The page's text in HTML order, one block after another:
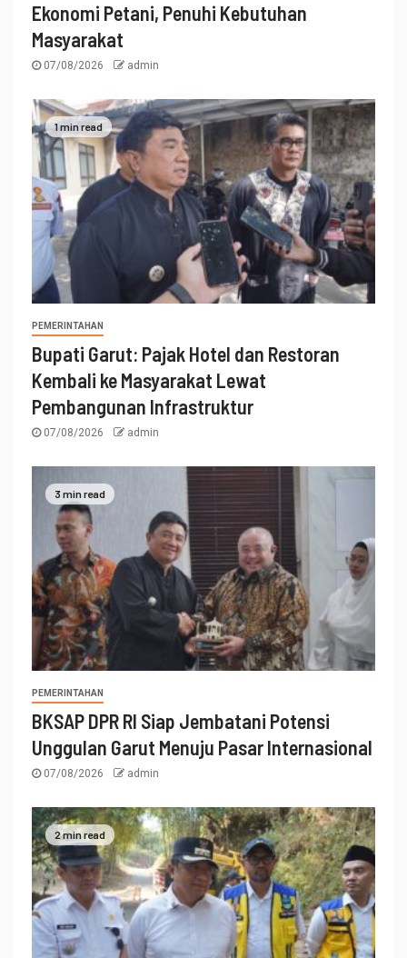
Ekonomi Petani, Penuhi Kebutuhan
Masyarakat
07/08/2026 admin
1 min read
PEMERINTAHAN
Bupati Garut: Pajak Hotel dan Restoran
Kembali ke Masyarakat Lewat
Pembangunan Infrastruktur
07/08/2026 admin
3 min read
PEMERINTAHAN
BKSAP DPR RI Siap Jembatani Potensi
Unggulan Garut Menuju Pasar Internasional
07/08/2026 admin
2 min read